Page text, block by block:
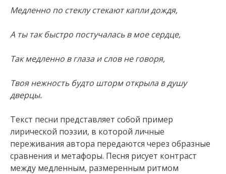
Медленно по стеклу стекают капли дождя,
А ты так быстро постучалась в мое сердце,
Так медленно в глаза и слов не говоря,
Твоя нежность будто шторм открыла в душу
дверцы.
Текст песни представляет собой пример
лирической поэзии, в которой личные
переживания автора передаются через образные
сравнения и метафоры. Песня рисует контраст
между медленным, размеренным ритмом